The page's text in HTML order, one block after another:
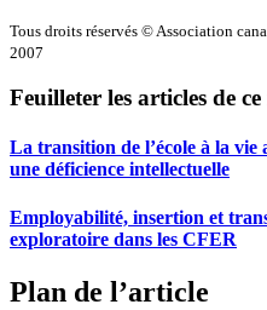
Tous droits réservés © Association
2007
Feuilleter les articles de
La transition de l’école à la vie
une déficience intellectuelle
Employabilité, insertion et
exploratoire dans les CFER
Plan de l’article